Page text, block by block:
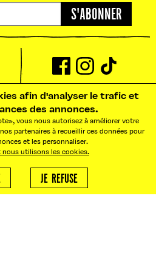
S'ABONNER
AGENCE LFM
Nous créons vos événements
sur mesure.
afin d'analyser le trafic et
des annonces.
vous nous autorisez à améliorer votre
partenaires à recueillir ces données pour
et les personnaliser.
nous utilisons les cookies.
JE REFUSE